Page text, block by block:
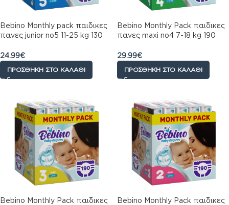
Bebino Monthly pack παιδικες
πανες junior no5 11-25 kg 130
24.99€
ΠΡΟΣΘΉΚΗ ΣΤΟ ΚΑΛΆΘΙ
Bebino Monthly Pack παιδικες
πανες maxi no4 7-18 kg 190
29.99€
ΠΡΟΣΘΉΚΗ ΣΤΟ ΚΑΛΆΘΙ
Bebino Monthly Pack παιδικες
Bebino Monthly Pack παιδικες